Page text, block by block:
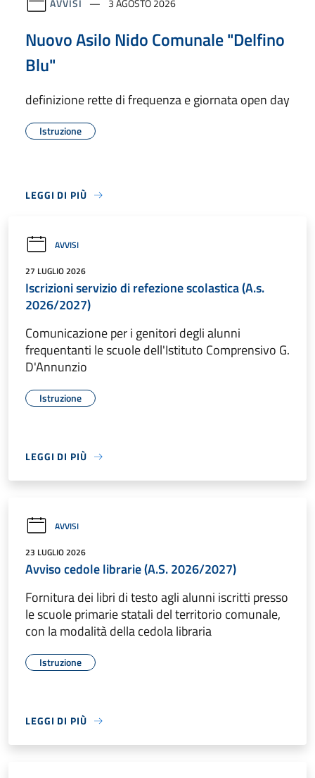
Nuovo Asilo Nido Comunale "Delfino
Blu"
definizione rette di frequenza e giornata open day
Istruzione
LEGGI DI PIÙ
AVVISI
27 LUGLIO 2026
Iscrizioni servizio di refezione scolastica (A.s.
2026/2027)
Comunicazione per i genitori degli alunni
frequentanti le scuole dell'Istituto Comprensivo G.
D'Annunzio
Istruzione
LEGGI DI PIÙ
AVVISI
23 LUGLIO 2026
Avviso cedole librarie (A.S. 2026/2027)
Fornitura dei libri di testo agli alunni iscritti presso
le scuole primarie statali del territorio comunale,
con la modalità della cedola libraria
Istruzione
LEGGI DI PIÙ